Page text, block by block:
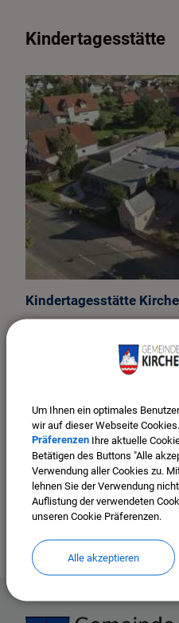
Wirtschaft &
VG
Kindertagesstätte
Kindertagesstätte
damit zu den ältesten im
die Gemeinde Kirchehrenbach.
WEITERLESEN
Um Ihnen ein optimales
wir auf dieser Webseite
Präferenzen Ihre aktuelle
Betätigen des Buttons "Alle
Verwendung aller Cookies zu.
lehnen Sie der Verwendung
Auflistung der verwendeten
unseren Cookie Präferenzen.
Alle akzeptieren